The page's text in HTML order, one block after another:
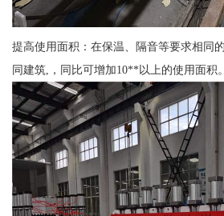
提高使用面积：在保温、隔音等要求相同
同建筑,，同比可增加10**以上的使用面积。